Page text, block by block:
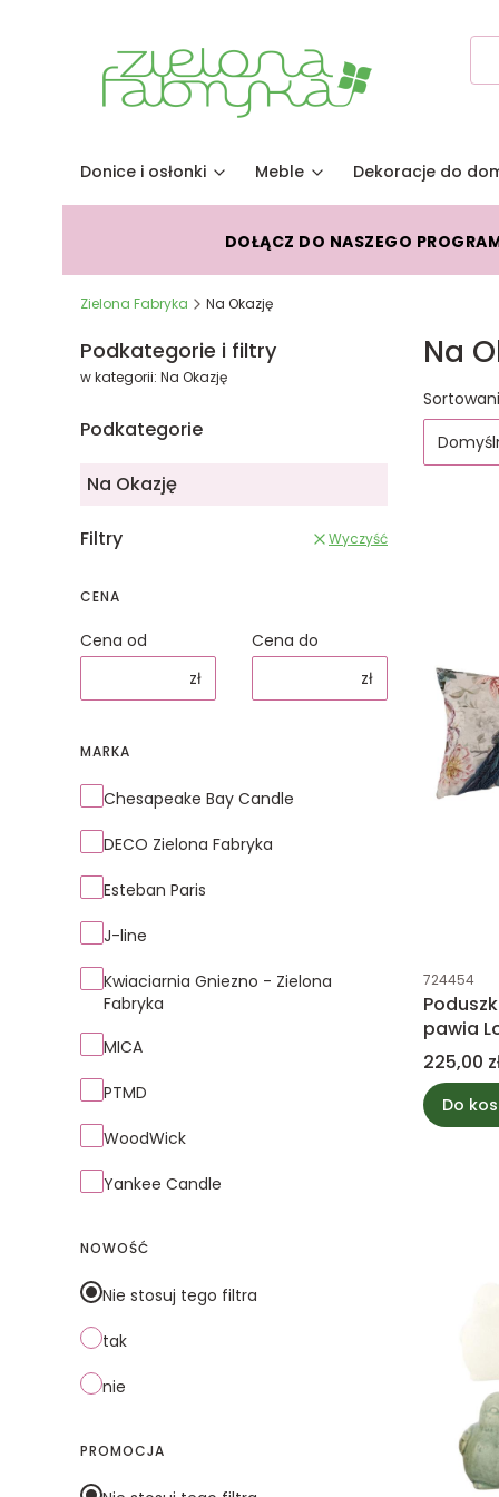
Donice i osłonki Meble Dekoracje do
DOŁĄCZ DO NASZEGO
Zielona Fabryka Na Okazję
Podkategorie i filtry
w kategorii: Na Okazję
Podkategorie
Na Okazję
Filtry Wyczyść
CENA
Cena od
zł
Cena do
zł
MARKA
Marka
Chesapeake Bay Candle
DECO Zielona Fabryka
Esteban Paris
J-line
Kwiaciarnia Gniezno - Zielona
Fabryka
MICA
PTMD
WoodWick
Yankee Candle
NOWOŚĆ
Nie stosuj tego filtra
tak
nie
PROMOCJA
Na
Lista
Kod
724454
pawia
PTMD
Cena
225,00
Do